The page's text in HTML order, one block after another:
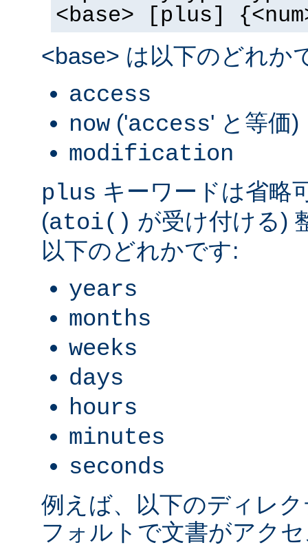
<base> [plus]
<base> は以下のどれか
access
now ('access' と等価)
modification
plus キーワードは省略
(atoi() が受け付ける)
以下のどれかです:
years
months
weeks
days
hours
minutes
seconds
例えば、以下のディレ
フォルトで文書がアク